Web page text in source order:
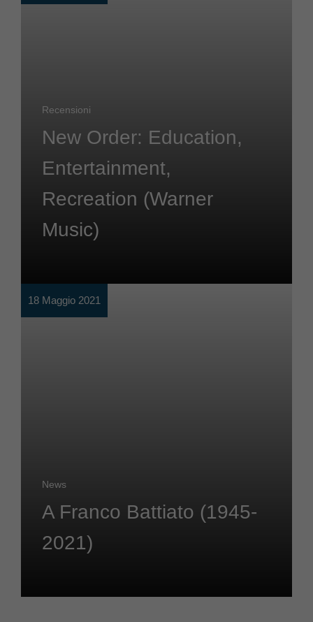
Recensioni
New Order: Education,
Entertainment,
Recreation (Warner
Music)
18 Maggio 2021
News
A Franco Battiato (1945-
2021)